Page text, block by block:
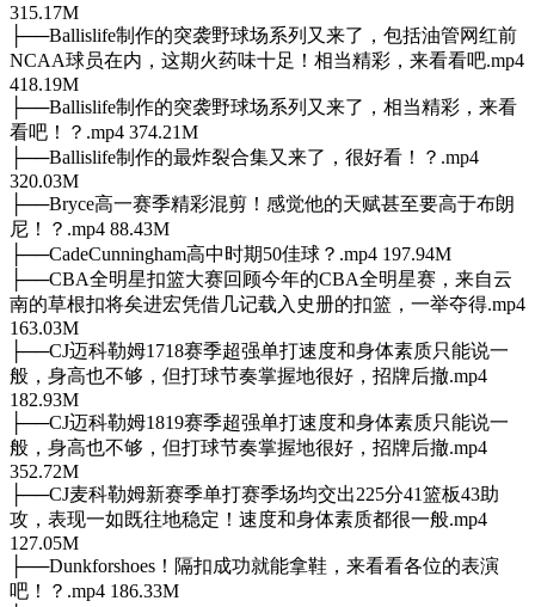
315.17M
├──Ballislife制作的突袭野球场系列又来了，包括油管网红前
NCAA球员在内，这期火药味十足！相当精彩，来看看吧.mp4
418.19M
├──Ballislife制作的突袭野球场系列又来了，相当精彩，来看
看吧！？.mp4 374.21M
├──Ballislife制作的最炸裂合集又来了，很好看！？.mp4
320.03M
├──Bryce高一赛季精彩混剪！感觉他的天赋甚至要高于布朗
尼！？.mp4 88.43M
├──CadeCunningham高中时期50佳球？.mp4 197.94M
├──CBA全明星扣篮大赛回顾今年的CBA全明星赛，来自云
南的草根扣将矣进宏凭借几记载入史册的扣篮，一举夺得.mp4
163.03M
├──CJ迈科勒姆1718赛季超强单打速度和身体素质只能说一
般，身高也不够，但打球节奏掌握地很好，招牌后撤.mp4
182.93M
├──CJ迈科勒姆1819赛季超强单打速度和身体素质只能说一
般，身高也不够，但打球节奏掌握地很好，招牌后撤.mp4
352.72M
├──CJ麦科勒姆新赛季单打赛季场均交出225分41篮板43助
攻，表现一如既往地稳定！速度和身体素质都很一般.mp4
127.05M
├──Dunkforshoes！隔扣成功就能拿鞋，来看看各位的表演
吧！？.mp4 186.33M